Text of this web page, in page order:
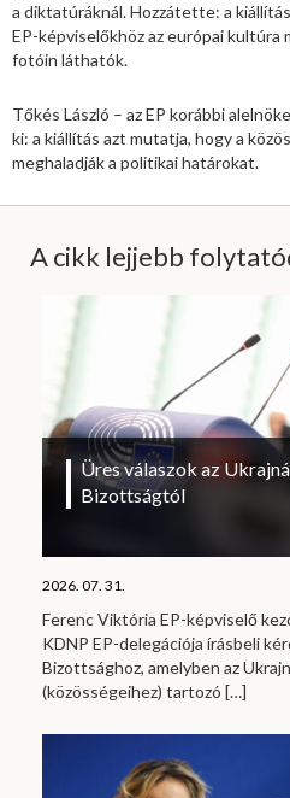
a diktatúráknál. Hozzátette: a
EP-képviselőkhöz az európai
fotóin láthatók.
Tőkés László – az EP korábbi
ki: a kiállítás azt mutatja, hogy a
meghaladják a politikai határokat.
A cikk lejjebb
Üres válaszok az
Bizottságtól
2026. 07. 31.
Ferenc Viktória EP-képviselő
KDNP EP-delegációja írásbeli
Bizottsághoz, amelyben az
(közösségeihez) tartozó […]